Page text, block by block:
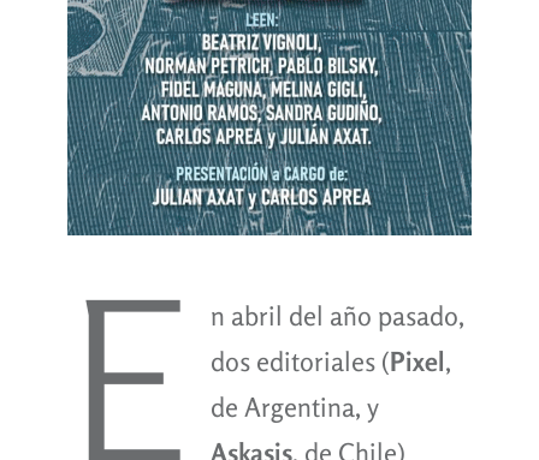
E
n abril del año pasado,
dos editoriales (Pixel,
de Argentina, y
Askasis, de Chile)